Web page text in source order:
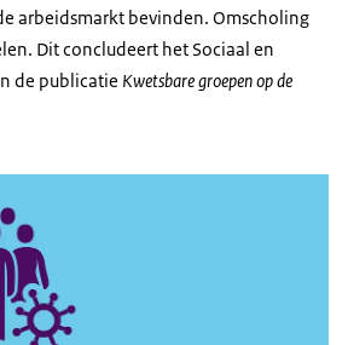
arbeidsmarkt bevinden. Omscholing
Dit concludeert het Sociaal en
de publicatie Kwetsbare groepen op de
effecten corona